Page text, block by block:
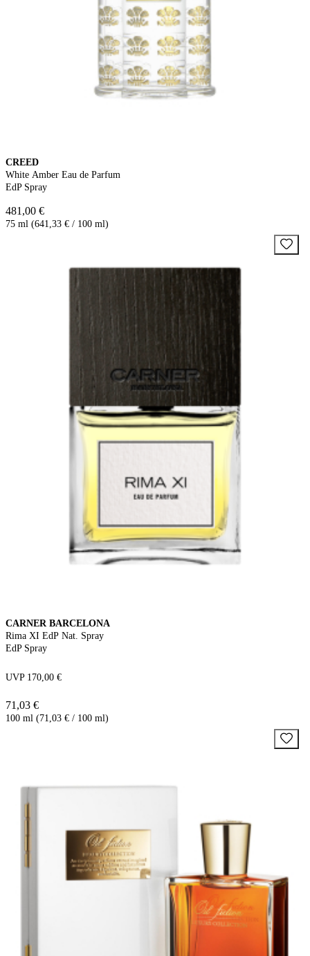
CREED
White Amber Eau de Parfum
EdP Spray
481,00 €
75 ml (641,33 € / 100 ml)
CARNER BARCELONA
Rima XI EdP Nat. Spray
EdP Spray
UVP 170,00 €
71,03 €
100 ml (71,03 € / 100 ml)